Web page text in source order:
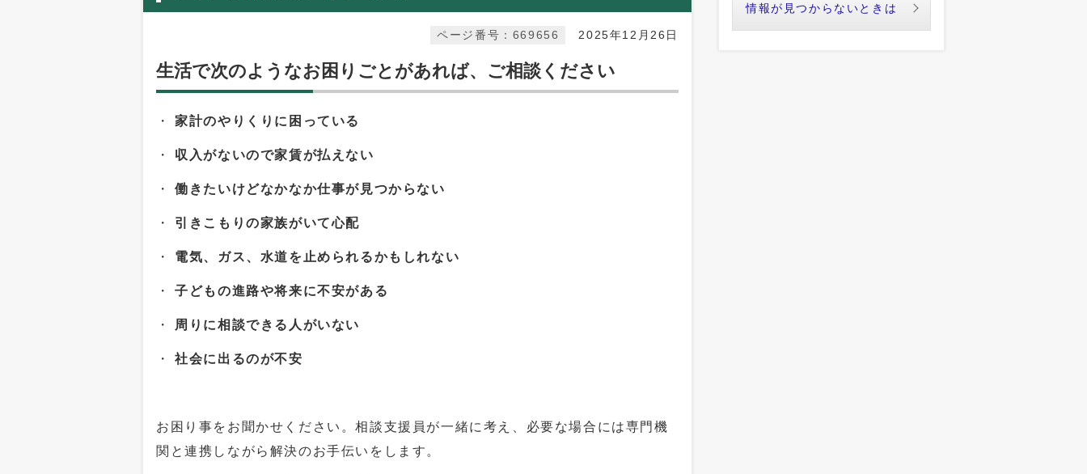
2025年12月26日
ページ番号：669656
生活で次のようなお困りごとがあれば、ご相談ください
・家計のやりくりに困っている
・ 収入がないので家賃が払えない
・働きたいけどなかなか仕事が見つからない
・ 引きこもりの家族がいて心配
・ 電気、ガス、水道を止められるかもしれない
・子どもの進路や将来に不安がある
・ 周りに相談できる人がいない
・社会に出るのが不安
お困り事をお聞かせください。相談支援員が一緒に考え、必要な場合には専門機
関と連携しながら解決のお手伝いをします。
情報が見つからないときは